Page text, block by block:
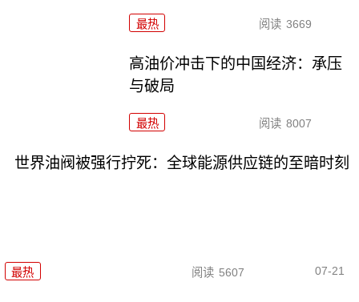
最热 阅读 3669
高油价冲击下的中国经济：承压
与破局
最热 阅读 8007
世界油阀被强行拧死：全球能源供应链的至暗时刻
最热 阅读 5607 07-21